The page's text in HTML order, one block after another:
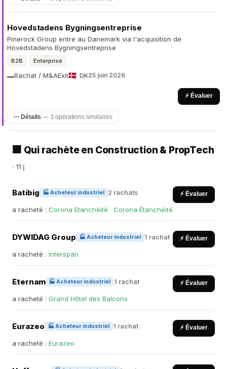
Hovedstadens Bygningsentreprise
Pinerock Group entre au Danemark via l'acquisition de
Hovedstadens Bygningsentreprise
B2B Enterprise
Rachat / M&A
— Exit DK25 juin 2026
⚡ Évaluer
⋯ Détails — 3 opérations similaires
🏢 Qui rachète en Construction & PropTech
· 11 j
Batibig 🏭 Acheteur industriel 2 rachats ⚡ Évaluer
a racheté : Corona Etanchéité Corona Étanchéité
DYWIDAG Group 🏭 Acheteur industriel 1 rachat ⚡ Évaluer
a racheté : Interspan
Eternam 🏭 Acheteur industriel 1 rachat ⚡ Évaluer
a racheté : Grand Hôtel des Balcons
Eurazeo 🏭 Acheteur industriel 1 rachat ⚡ Évaluer
a racheté : Eurazeo